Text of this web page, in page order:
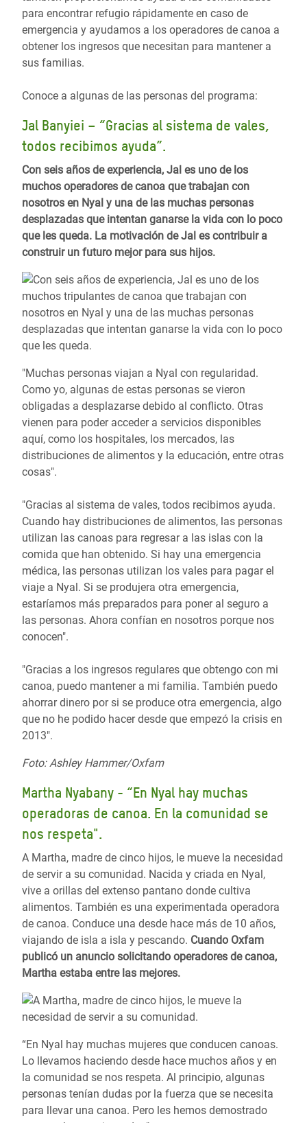
para encontrar refugio rápidamente en caso de
emergencia y ayudamos a los operadores de canoa a
obtener los ingresos que necesitan para mantener a
sus familias.
Conoce a algunas de las personas del programa:
Jal Banyiei – “Gracias al sistema de vales,
todos recibimos ayuda”.
Con seis años de experiencia, Jal es uno de los
muchos operadores de canoa que trabajan con
nosotros en Nyal y una de las muchas personas
desplazadas que intentan ganarse la vida con lo poco
que les queda. La motivación de Jal es contribuir a
construir un futuro mejor para sus hijos.
"Muchas personas viajan a Nyal con regularidad.
Como yo, algunas de estas personas se vieron
obligadas a desplazarse debido al conflicto. Otras
vienen para poder acceder a servicios disponibles
aquí, como los hospitales, los mercados, las
distribuciones de alimentos y la educación, entre otras
cosas".
"Gracias al sistema de vales, todos recibimos ayuda.
Cuando hay distribuciones de alimentos, las personas
utilizan las canoas para regresar a las islas con la
comida que han obtenido. Si hay una emergencia
médica, las personas utilizan los vales para pagar el
viaje a Nyal. Si se produjera otra emergencia,
estaríamos más preparados para poner al seguro a
las personas. Ahora confían en nosotros porque nos
conocen".
"Gracias a los ingresos regulares que obtengo con mi
canoa, puedo mantener a mi familia. También puedo
ahorrar dinero por si se produce otra emergencia, algo
que no he podido hacer desde que empezó la crisis en
2013".
Foto: Ashley Hammer/Oxfam
Martha Nyabany - “En Nyal hay muchas
operadoras de canoa. En la comunidad se
nos respeta".
A Martha, madre de cinco hijos, le mueve la necesidad
de servir a su comunidad. Nacida y criada en Nyal,
vive a orillas del extenso pantano donde cultiva
alimentos. También es una experimentada operadora
de canoa. Conduce una desde hace más de 10 años,
viajando de isla a isla y pescando. Cuando Oxfam
publicó un anuncio solicitando operadores de canoa,
Martha estaba entre las mejores.
“En Nyal hay muchas mujeres que conducen canoas.
Lo llevamos haciendo desde hace muchos años y en
la comunidad se nos respeta. Al principio, algunas
personas tenían dudas por la fuerza que se necesita
para llevar una canoa. Pero les hemos demostrado